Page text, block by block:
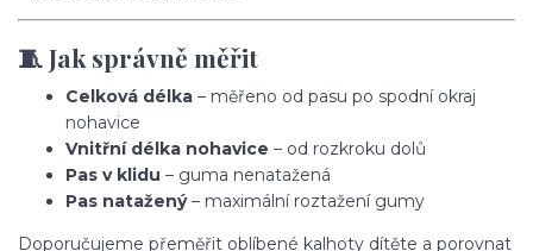
🧵 Jak správně měřit
Celková délka – měřeno od pasu po spodní okraj
nohavice
Vnitřní délka nohavice – od rozkroku dolů
Pas v klidu – guma nenatažená
Pas natažený– maximální roztažení gumy
Doporučujeme přeměřit oblíbené kalhoty dítěte a porovnat